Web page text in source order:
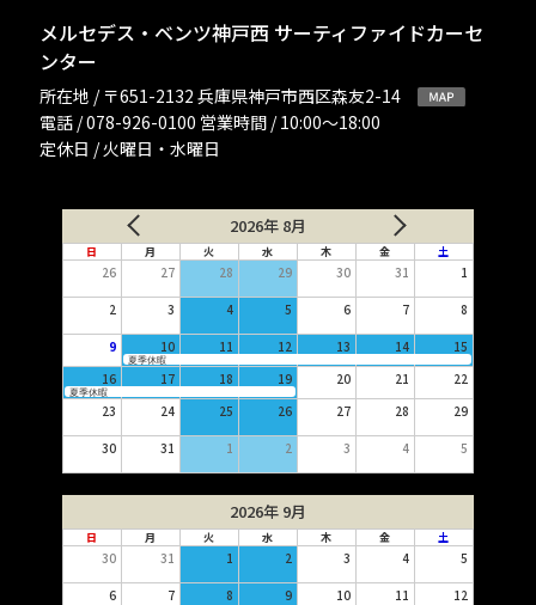
メルセデス・ベンツ神戸西 サーティファイドカーセ
ンター
所在地 / 〒651-2132 兵庫県神戸市西区森友2-14
電話 / 078-926-0100 営業時間 / 10:00〜18:00
定休日 / 火曜日・水曜日
2026年 8月
日 月 火 水 木 金 土
26 27 28 29 30 31 1
2 3 4 5 6 7 8
9 10 11 12 13 14 15
夏季休暇
16 17 18 19 20 21 22
夏季休暇
23 24 25 26 27 28 29
30 31 1 2 3 4 5
2026年 9月
日 月 火 水 木 金 土
30 31 1 2 3 4 5
6 7 8 9 10 11 12